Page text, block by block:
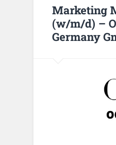
Marketing
(w/m/d) –
Germany